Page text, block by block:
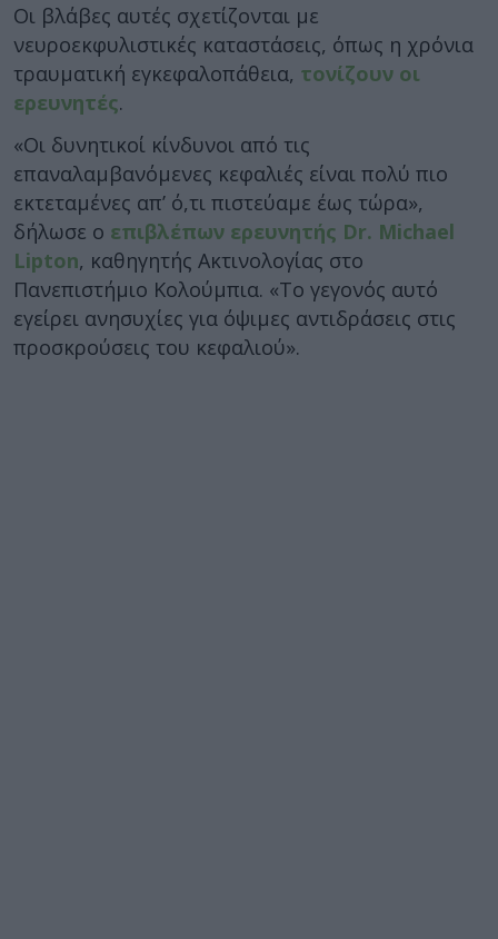
Οι βλάβες αυτές σχετίζονται με
νευροεκφυλιστικές καταστάσεις, όπως η χρόνια
τραυματική εγκεφαλοπάθεια, τονίζουν οι
ερευνητές.
«Οι δυνητικοί κίνδυνοι από τις
επαναλαμβανόμενες κεφαλιές είναι πολύ πιο
εκτεταμένες απ’ ό,τι πιστεύαμε έως τώρα»,
δήλωσε ο επιβλέπων ερευνητής Dr. Michael
Lipton, καθηγητής Ακτινολογίας στο
Πανεπιστήμιο Κολούμπια. «Το γεγονός αυτό
εγείρει ανησυχίες για όψιμες αντιδράσεις στις
προσκρούσεις του κεφαλιού».